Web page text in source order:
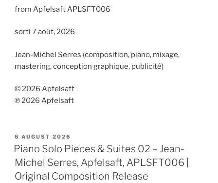
from Apfelsaft APLSFT006
sorti 7 août, 2026
Jean-Michel Serres (composition, piano, mixage,
mastering, conception graphique, publicité)
© 2026 Apfelsaft
℗ 2026 Apfelsaft
POSTED
ON
6 AUGUST 2026
Piano Solo Pieces & Suites 02 – Jean-
Michel Serres, Apfelsaft, APLSFT006 |
Original Composition Release